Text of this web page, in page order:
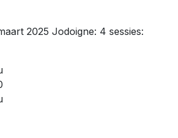
2025 Jodoigne: 4 sessies: